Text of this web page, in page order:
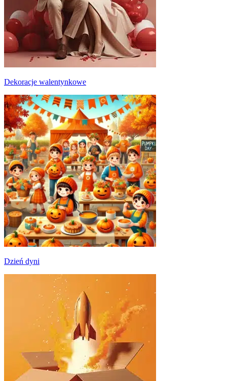
Dekoracje walentynkowe
Dzień dyni